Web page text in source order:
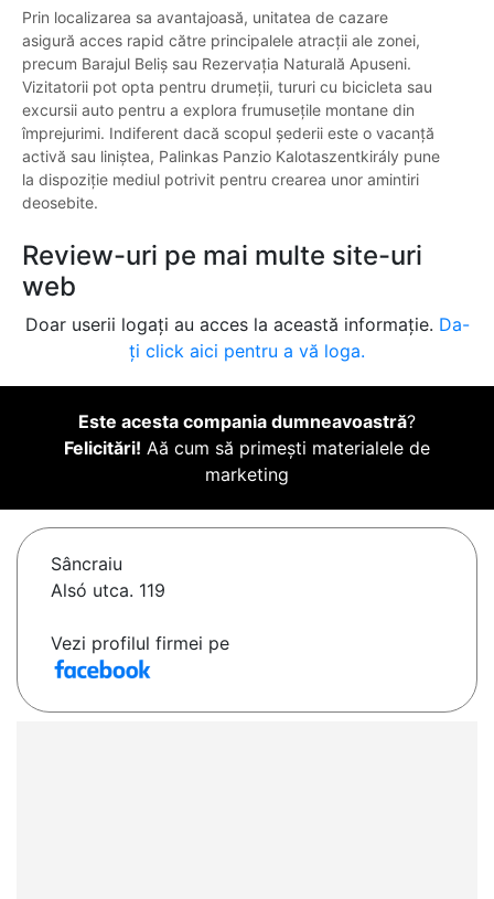
Prin localizarea sa avantajoasă, unitatea de cazare
asigură acces rapid către principalele atracții ale zonei,
precum Barajul Beliș sau Rezervația Naturală Apuseni.
Vizitatorii pot opta pentru drumeții, tururi cu bicicleta sau
excursii auto pentru a explora frumusețile montane din
împrejurimi. Indiferent dacă scopul șederii este o vacanță
activă sau liniștea, Palinkas Panzio Kalotaszentkirály pune
la dispoziție mediul potrivit pentru crearea unor amintiri
deosebite.
Review-uri pe mai multe site-uri
web
Doar userii logați au acces la această informație. Da-
ți click aici pentru a vă loga.
Este acesta compania dumneavoastră?
Felicitări! Aă cum să primești materialele de
marketing
Sâncraiu
Alsó utca. 119
Vezi profilul firmei pe